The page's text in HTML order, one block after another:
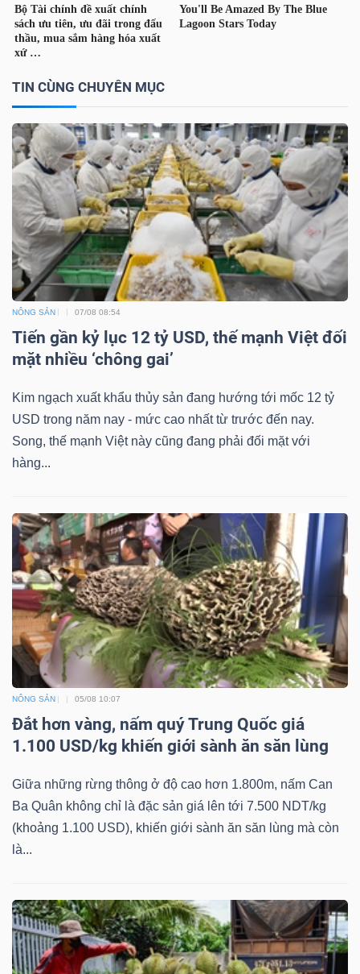
TIN CÙNG CHUYÊN MỤC
NÔNG SẢN 07/08 08:54
Tiến gần kỷ lục 12 tỷ USD, thế mạnh Việt đối
mặt nhiều ‘chông gai’
Kim ngạch xuất khẩu thủy sản đang hướng tới mốc 12 tỷ
USD trong năm nay - mức cao nhất từ trước đến nay.
Song, thế mạnh Việt này cũng đang phải đối mặt với
hàng...
NÔNG SẢN 05/08 10:07
Đắt hơn vàng, nấm quý Trung Quốc giá
1.100 USD/kg khiến giới sành ăn săn lùng
Giữa những rừng thông ở độ cao hơn 1.800m, nấm Can
Ba Quân không chỉ là đặc sản giá lên tới 7.500 NDT/kg
(khoảng 1.100 USD), khiến giới sành ăn săn lùng mà còn
là...
CÔNG
THÔNG
TIN
DỊCH
VỤ
TRUYỀN
THÔNG
TIỆN
ÍCH
BẤT
ĐỘNG
SẢN
Mã
chứng
khoán
(-)
Tất cả Cổ phiếu Chỉ số Chứng chỉ quỹ
đạo
(-)
Tất cả
Tin
tức
(-)